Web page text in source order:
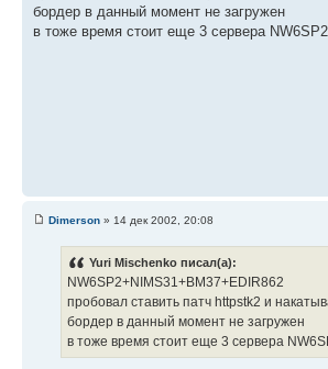
бордер в данный момент не загружен
в тоже время стоит еще 3 сервера
Dimerson » 14 дек 2002, 20:08
Yuri Mischenko писал(а):
NW6SP2+NIMS31+BM37+EDIR862
пробовал ставить патч httpstk2 и
бордер в данный момент не загружен
в тоже время стоит еще 3 сервера